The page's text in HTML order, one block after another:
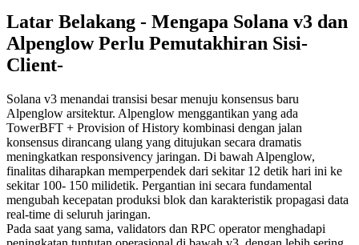
Latar Belakang - Mengapa Solana v3 dan
Alpenglow Perlu Pemutakhiran Sisi-
Client-
Solana v3 menandai transisi besar menuju konsensus baru
Alpenglow arsitektur. Alpenglow menggantikan yang ada
TowerBFT + Provision of History kombinasi dengan jalan
konsensus dirancang ulang yang ditujukan secara dramatis
meningkatkan responsivency jaringan. Di bawah Alpenglow,
finalitas diharapkan memperpendek dari sekitar 12 detik hari ini ke
sekitar 100- 150 milidetik. Pergantian ini secara fundamental
mengubah kecepatan produksi blok dan karakteristik propagasi data
real-time di seluruh jaringan.
Pada saat yang sama, validators dan RPC operator menghadapi